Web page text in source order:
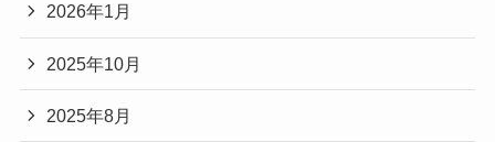
2026年1月
2025年10月
2025年8月